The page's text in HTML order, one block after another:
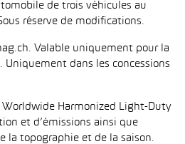
de trois véhicules au
réserve de modifications.
Valable uniquement pour la
dans les concessions
Worldwide Harmonized Light-Duty
et d’émissions ainsi que
la topographie et de la saison.